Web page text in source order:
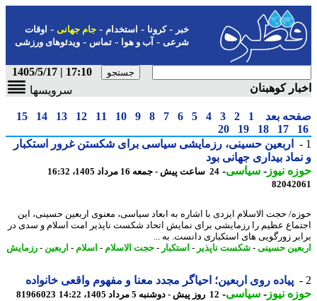
-کرونا-استخدام- جام جهانی-اوقات
شرعی-آب و هوا-تماس-ویدئوهای ورزشی
17:10 | 1405/5/17
کوهبنان
سرویسها
بعد 1
2
3
4
5
6
7
8
9
10
11
12
13
14
15
17
18
19
20
اربعین حسینی، رزمایشی سیاسی برای شکستن غرور استکبار
بیداری جهانی بود
نیوز-سیاسی-24 ساعت پیش - جمعه 16 مرداد 1405، 16:32
حجت الاسلام ایزدی با اشاره به ابعاد سیاسی، معنوی اربعین حسینی، این
عظیم را رزمایشی برای نمایش اتحاد شکست ناپذیر امت اسلام و سدی در
زورگویی های استکباری دانست. به ...
حسینی-شکست ناپذیر-استکبار-حجت الاسلام-اسلام-اربعین -رزمایش
پیاده روی اربعین؛ احیاگر مجدد معنا و مفهوم واقعی خانواده
نیوز-سیاسی-12 روز پیش - دوشنبه 5 مرداد 1405، 14:22 81966023